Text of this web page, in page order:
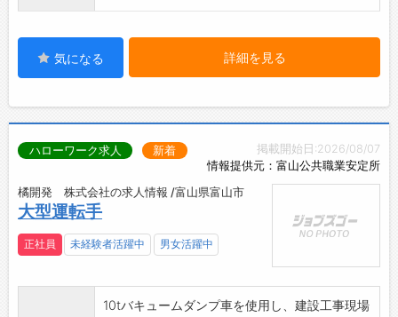
気になる 詳細を見る
掲載開始日:2026/08/07
情報提供元：富山公共職業安定所
ハローワーク求人 新着
橘開発 株式会社の求人情報 /富山県富山市
大型運転手
正社員 未経験者活躍中 男女活躍中
10tバキュームダンプ車を使用し、建設工事現場